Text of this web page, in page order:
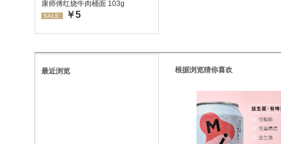
康师傅红烧牛肉桶面 103g
SALE: ￥5
最近浏览 根据浏览猜你喜欢